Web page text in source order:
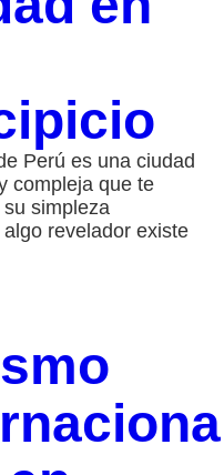
Perú es una ciudad
compleja que te
simpleza
revelador existe